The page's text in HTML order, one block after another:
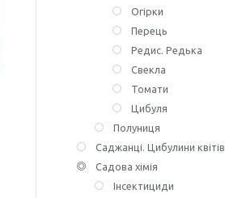
Огірки
Перець
Редис. Редька
Свекла
Томати
Цибуля
Полуниця
Саджанці. Цибулини квітів
Садова хімія
Інсектициди